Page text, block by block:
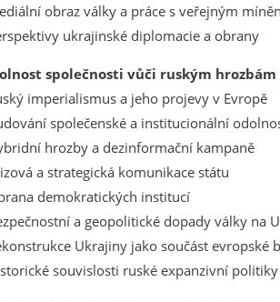
obraz války a práce s veřejným
ukrajinské diplomacie a obrany
společnosti vůči ruským hrozbám
imperialismus a jeho projevy v Evropě
společenské a institucionální
hrozby a dezinformační kampaně
a strategická komunikace státu
demokratických institucí
a geopolitické dopady války na
Ukrajiny jako součást evropské
souvislosti ruské expanzivní politiky